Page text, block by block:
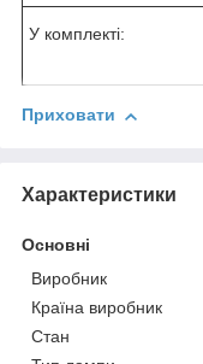
У комплекті:
Приховати
Характеристики
Основні
Виробник
Країна виробник
Стан